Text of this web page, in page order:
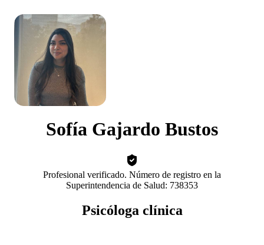
Sofía Gajardo Bustos
Profesional verificado. Número de registro en la
Superintendencia de Salud: 738353
Psicóloga clínica